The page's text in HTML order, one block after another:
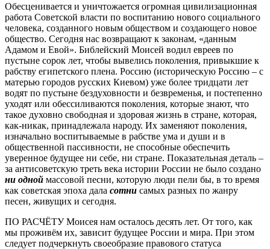
Обесценивается и уничтожается огромная цивилизационная
работа Советской власти по воспитанию нового социального
человека, созданного новым обществом и создающего новое
общество. Сегодня нас возвращают к законам, «данным
Адамом и Евой». Библейский Моисей водил евреев по
пустыне сорок лет, чтобы вывелись поколения, привыкшие к
рабству египетского плена. Россию (историческую Россию – с
матерью городов русских Киевом) уже более тридцати лет
водят по пустыне бездуховности и безвременья, и постепенно
уходят или обессиливаются поколения, которые знают, что
такое духовно свободная и здоровая жизнь в стране, которая,
как-никак, принадлежала народу. Их заменяют поколения,
изначально воспитываемые в рабстве ума и души и в
общественной пассивности, не способные обеспечить
уверенное будущее ни себе, ни стране. Показательная деталь –
за антисоветскую треть века истории России не было создано
ни одной массовой песни, которую люди пели бы, в то время
как советская эпоха дала сотни самых разных по жанру
песен, живущих и сегодня.
ПО РАСЧЁТУ Моисея нам осталось десять лет. От того, как
мы проживём их, зависит будущее России и мира. При этом
следует подчеркнуть своеобразие правового статуса